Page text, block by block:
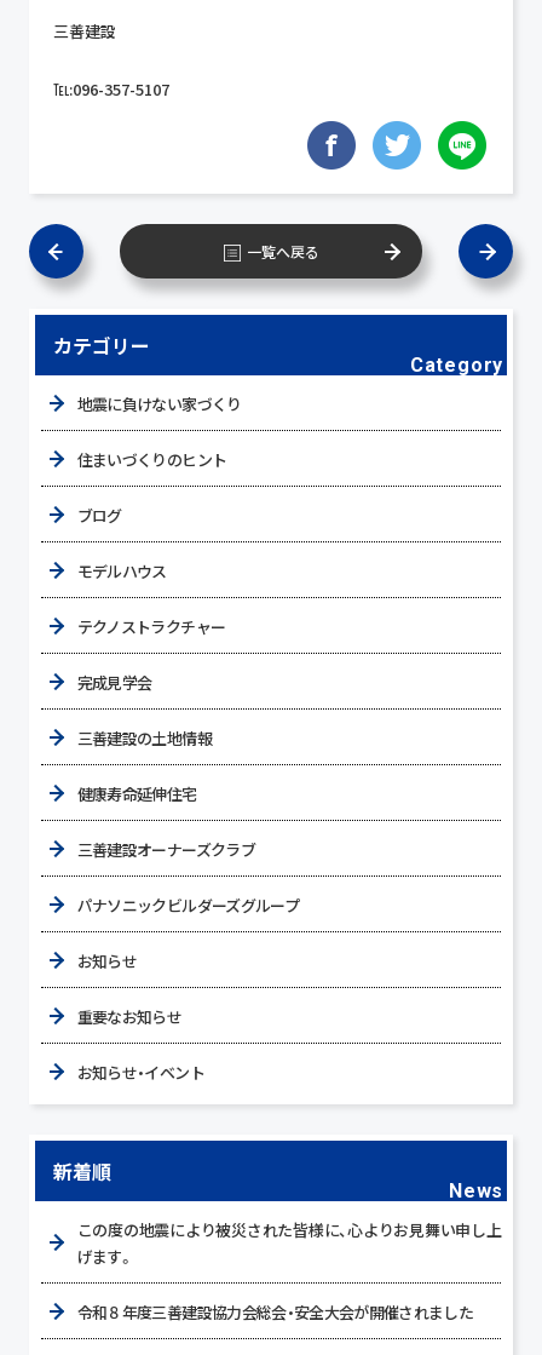
三善建設
℡:096-357-5107
一覧へ戻る
カテゴリー
Category
地震に負けない家づくり
住まいづくりのヒント
ブログ
モデルハウス
テクノストラクチャー
完成見学会
三善建設の土地情報
健康寿命延伸住宅
三善建設オーナーズクラブ
パナソニックビルダーズグループ
お知らせ
重要なお知らせ
お知らせ・イベント
新着順
News
この度の地震により被災された皆様に、心よりお見舞い申し上
げます。
令和８年度三善建設協力会総会・安全大会が開催されました